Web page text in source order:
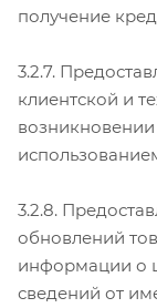
получение
3.2.7.
клиентской и
3.2.8.
обновлений
информации о
сведений от